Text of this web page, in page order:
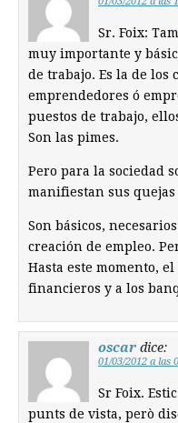
Sr. Foix:
muy importante y
de trabajo. Es la de los
emprendedores ó
puestos de trabajo,
Son las pimes.
Pero para la sociedad
manifiestan sus quejas
Son básicos,
creación de empleo.
Hasta este momento,
financieros y a los
oscar dice:
01/03/2012 a las
Sr Foix.
punts de vista, però